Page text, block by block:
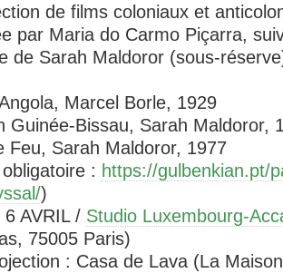
de films coloniaux et
par Maria do Carmo Piçarra,
de Sarah Maldoror (sous-
Marcel Borle, 1929
Guinée-Bissau, Sarah Maldoror,
Feu, Sarah Maldoror, 1977
: https://gulbenkian.pt/
)
AVRIL / Studio Luxembourg-
75005 Paris)
: Casa de Lava (La